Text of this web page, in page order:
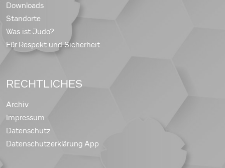
Downloads
Standorte
Was ist Judo?
Für Respekt und Sicherheit
RECHTLICHES
Archiv
Impressum
Datenschutz
Datenschutzerklärung App